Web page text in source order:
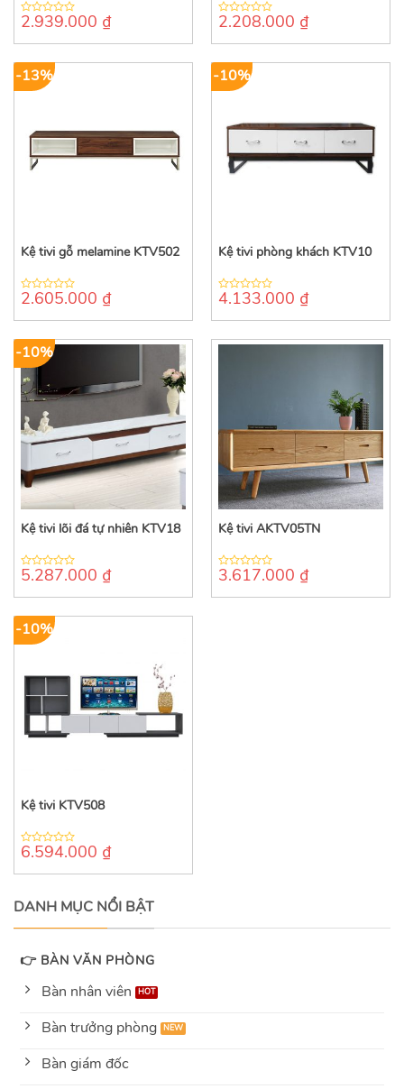
0
of
2.939.000 ₫
0
of
2.208.000 ₫
-13%
Kệ tivi gỗ melamine KTV502
0
of
2.605.000 ₫
-10%
Kệ tivi phòng khách KTV10
0
of
4.133.000 ₫
-10%
Kệ tivi lõi đá tự nhiên KTV18
0
of
5.287.000 ₫
Kệ tivi AKTV05TN
0
of
3.617.000 ₫
-10%
Kệ tivi KTV508
0
of
6.594.000 ₫
DANH MỤC NỔI BẬT
👉 BÀN VĂN PHÒNG
Bàn nhân viên
Bàn trưởng phòng
Bàn giám đốc